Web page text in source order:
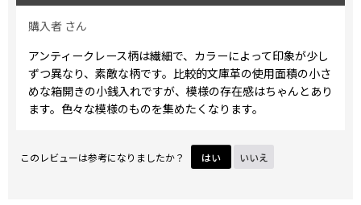
購入者 さん
アンティークレース柄は繊細で、カラーによって印象が少し
ずつ異なり、素敵な柄です。比較的文庫革の使用面積の小さ
めな箱開きの小銭入れですが、模様の存在感はちゃんとあり
ます。色々な模様のものを集めたくなります。
このレビューは参考になりましたか？ はい いいえ